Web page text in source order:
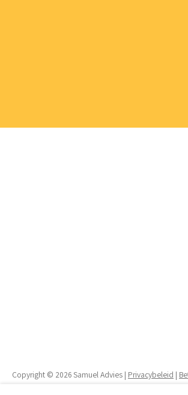
Copyright © 2026 Samuel Advies | Privacybeleid |